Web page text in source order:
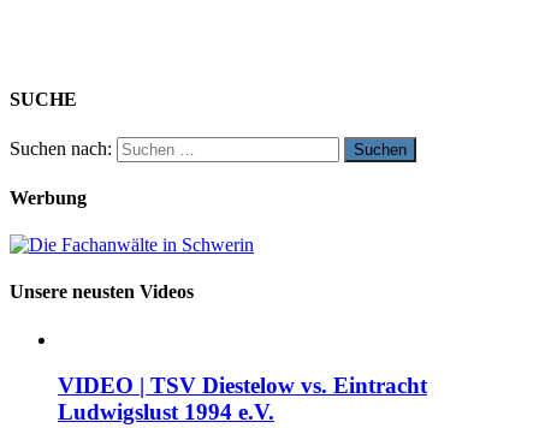
SUCHE
Suchen nach:
Werbung
Unsere neusten Videos
VIDEO | TSV Diestelow vs. Eintracht
Ludwigslust 1994 e.V.